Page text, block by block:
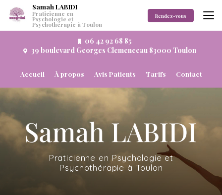
Aller
06 42 92 68 85
39 boulevard Georges Clemenceau 83000 Toulon
Accueil À propos Avis Patients Tarifs Contact
Samah LABIDI
Praticienne en
Psychologie et
Psychothérapie à Toulon
Rendez-vous
Praticienne en Psychologie et
Psychothérapie à Toulon